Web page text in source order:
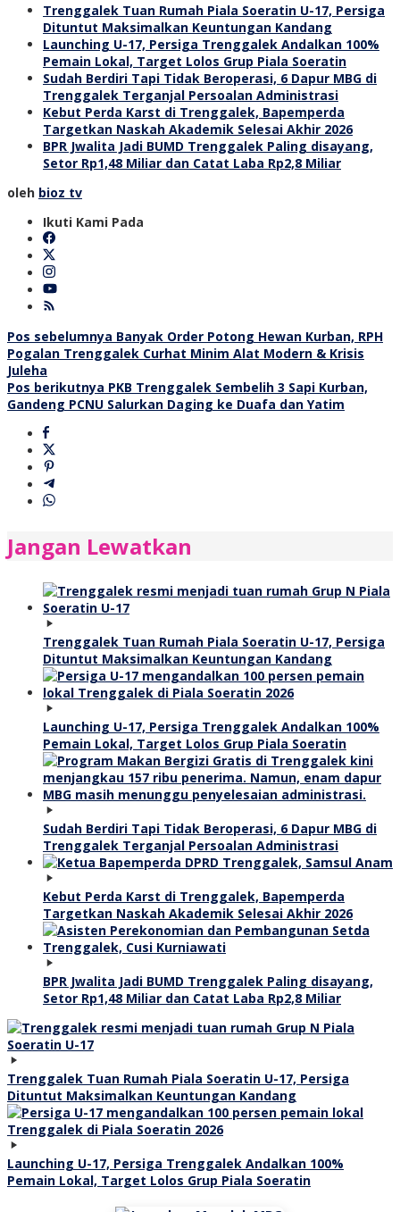
Trenggalek Tuan Rumah Piala Soeratin U-17, Persiga
Dituntut Maksimalkan Keuntungan Kandang
Launching U-17, Persiga Trenggalek Andalkan 100%
Pemain Lokal, Target Lolos Grup Piala Soeratin
Sudah Berdiri Tapi Tidak Beroperasi, 6 Dapur MBG di
Trenggalek Terganjal Persoalan Administrasi
Kebut Perda Karst di Trenggalek, Bapemperda
Targetkan Naskah Akademik Selesai Akhir 2026
BPR Jwalita Jadi BUMD Trenggalek Paling disayang,
Setor Rp1,48 Miliar dan Catat Laba Rp2,8 Miliar
oleh bioz tv
Ikuti Kami Pada
Navigasi
pos
Pos sebelumnya Banyak Order Potong Hewan Kurban, RPH
Pogalan Trenggalek Curhat Minim Alat Modern & Krisis
Juleha
Pos berikutnya PKB Trenggalek Sembelih 3 Sapi Kurban,
Gandeng PCNU Salurkan Daging ke Duafa dan Yatim
Jangan Lewatkan
Trenggalek Tuan Rumah Piala Soeratin U-17, Persiga
Dituntut Maksimalkan Keuntungan Kandang
Launching U-17, Persiga Trenggalek Andalkan 100%
Pemain Lokal, Target Lolos Grup Piala Soeratin
Sudah Berdiri Tapi Tidak Beroperasi, 6 Dapur MBG di
Trenggalek Terganjal Persoalan Administrasi
Kebut Perda Karst di Trenggalek, Bapemperda
Targetkan Naskah Akademik Selesai Akhir 2026
BPR Jwalita Jadi BUMD Trenggalek Paling disayang,
Setor Rp1,48 Miliar dan Catat Laba Rp2,8 Miliar
Trenggalek Tuan Rumah Piala Soeratin U-17, Persiga
Dituntut Maksimalkan Keuntungan Kandang
Launching U-17, Persiga Trenggalek Andalkan 100%
Pemain Lokal, Target Lolos Grup Piala Soeratin